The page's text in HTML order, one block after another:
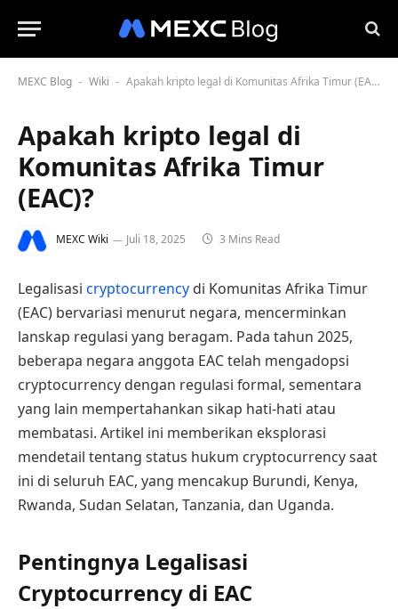
MEXC Blog - Wiki - Apakah kripto legal di Komunitas Afrika Timur (EAC)?
Apakah kripto legal di
Komunitas Afrika Timur
(EAC)?
MEXC Wiki Juli 18, 2025 3 Mins Read
Legalisasi cryptocurrency di Komunitas Afrika Timur
(EAC) bervariasi menurut negara, mencerminkan
lanskap regulasi yang beragam. Pada tahun 2025,
beberapa negara anggota EAC telah mengadopsi
cryptocurrency dengan regulasi formal, sementara
yang lain mempertahankan sikap hati-hati atau
membatasi. Artikel ini memberikan eksplorasi
mendetail tentang status hukum cryptocurrency saat
ini di seluruh EAC, yang mencakup Burundi, Kenya,
Rwanda, Sudan Selatan, Tanzania, dan Uganda.
Pentingnya Legalisasi
Cryptocurrency di EAC